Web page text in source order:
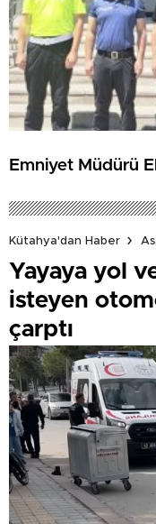
Emniyet Müdürü
Kütahya'dan Haber
Yayaya yol
isteyen
çarptı